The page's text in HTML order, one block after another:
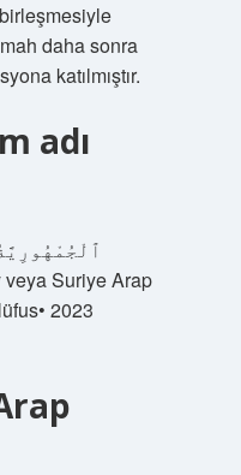
daha sonra
katılmıştır.
adı
2023